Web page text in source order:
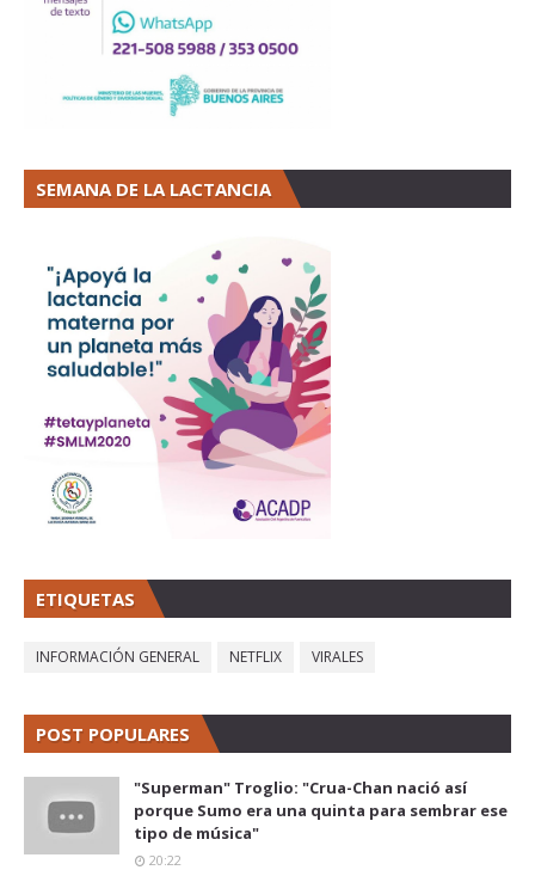
SEMANA DE LA LACTANCIA
ETIQUETAS
INFORMACIÓN GENERAL NETFLIX VIRALES
POST POPULARES
"Superman" Troglio: "Crua-Chan nació así
porque Sumo era una quinta para sembrar ese
tipo de música"
20:22